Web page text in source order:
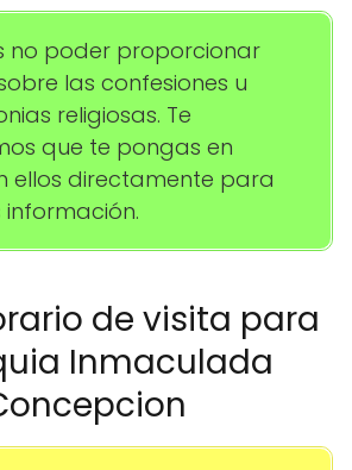
no poder proporcionar
las confesiones u
religiosas. Te
que te pongas en
ellos directamente para
de visita para
Inmaculada